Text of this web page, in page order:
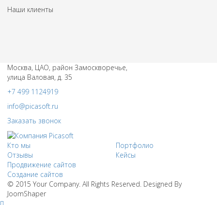
Наши клиенты
Москва, ЦАО, район Замоскворечье,
улица Валовая, д. 35
+7 499 1124919
info@picasoft.ru
Заказать звонок
Кто мы
Отзывы
Портфолио
Кейсы
Продвижение сайтов
Создание сайтов
© 2015 Your Company. All Rights Reserved. Designed By
JoomShaper